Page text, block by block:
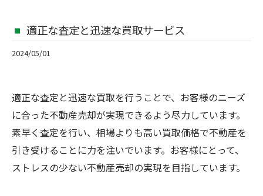
適正な査定と迅速な買取サービス
2024/05/01
適正な査定と迅速な買取を行うことで、お客様のニーズ
に合った不動産売却が実現できるよう尽力しています。
素早く査定を行い、相場よりも高い買取価格で不動産を
引き受けることに力を注いでいます。お客様にとって、
ストレスの少ない不動産売却の実現を目指しています。